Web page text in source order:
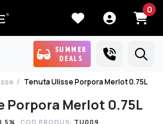
0
SUMMER
DEALS
Tenuta Ulisse Porpora Merlot 0.75L
Porpora Merlot 0.75L
COD PRODUS: TU009